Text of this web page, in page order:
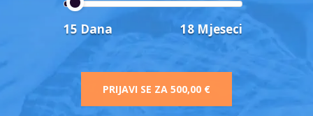
15 Dana 18 Mjeseci
PRIJAVI SE ZA 500,00 €